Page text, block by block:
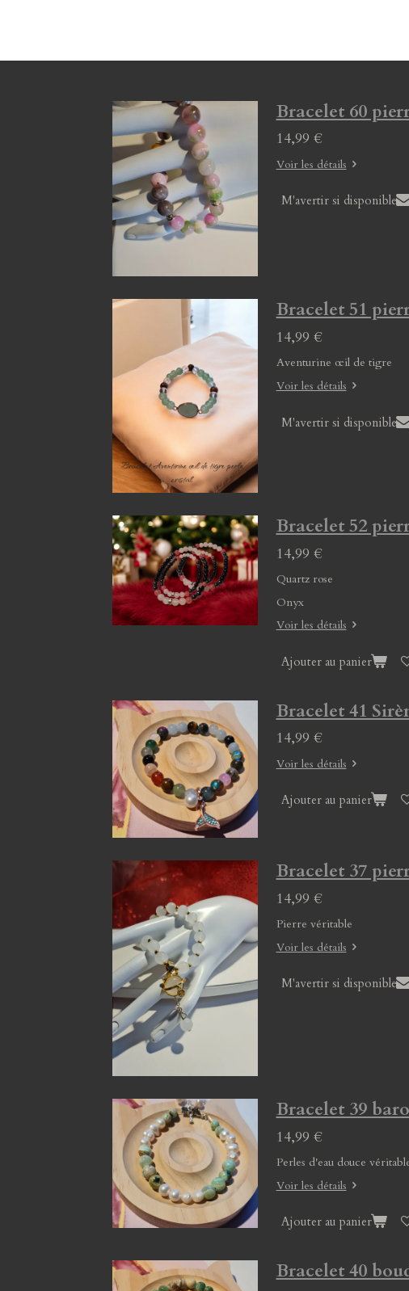
Bracelet 60
14,99 €
Voir les détails
M'avertir si disponible
Bracelet 51
14,99 €
Aventurine œil de tigre
Voir les détails
M'avertir si disponible
Bracelet 52
14,99 €
Quartz rose
Onyx
Voir les détails
Ajouter au panier
Bracelet 41
14,99 €
Voir les détails
Ajouter au panier
Bracelet 37
14,99 €
Pierre véritable
Voir les détails
M'avertir si disponible
Bracelet 39
14,99 €
Perles d'eau douce
Voir les détails
Ajouter au panier
Bracelet 40